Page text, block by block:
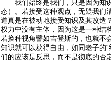
——我们始终是我们，只是因为知
态）。若接受这种观点，无疑我们
道真是在被动地接受知识及其改
权力中没有主体，因为这是一种结
若换种视角譬如吉登斯的，也就不
知识就可以获得自由，如同老子的
们的应该是反思，而不是彻底的否